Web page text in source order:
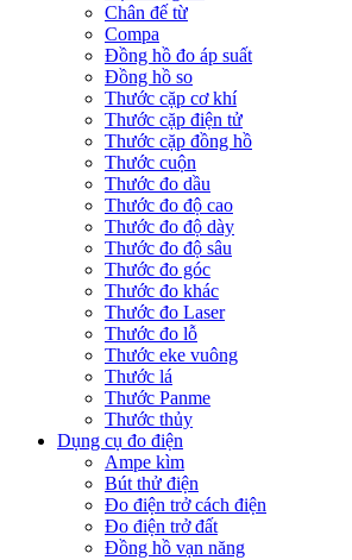
Chân đế từ
Compa
Đồng hồ đo áp suất
Đồng hồ so
Thước cặp cơ khí
Thước cặp điện tử
Thước cặp đồng hồ
Thước cuộn
Thước đo dầu
Thước đo độ cao
Thước đo độ dày
Thước đo độ sâu
Thước đo góc
Thước đo khác
Thước đo Laser
Thước đo lỗ
Thước eke vuông
Thước lá
Thước Panme
Thước thủy
Dụng cụ đo điện
Ampe kìm
Bút thử điện
Đo điện trở cách điện
Đo điện trở đất
Đồng hồ vạn năng